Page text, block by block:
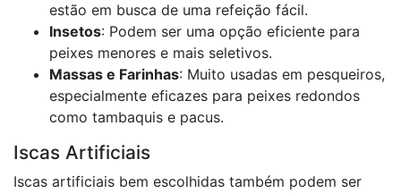
estão em busca de uma refeição fácil.
Insetos: Podem ser uma opção eficiente para
peixes menores e mais seletivos.
Massas e Farinhas: Muito usadas em pesqueiros,
especialmente eficazes para peixes redondos
como tambaquis e pacus.
Iscas Artificiais
Iscas artificiais bem escolhidas também podem ser